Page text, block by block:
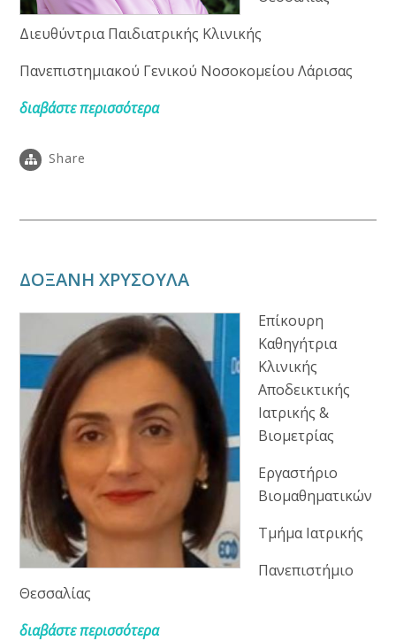
Διευθύντρια Παιδιατρικής Κλινικής
Πανεπιστημιακού Γενικού Νοσοκομείου Λάρισας
διαβάστε περισσότερα
Share
ΔΟΞΑΝΗ ΧΡΥΣΟΥΛΑ
Επίκουρη
Καθηγήτρια
Κλινικής
Αποδεικτικής
Ιατρικής &
Βιομετρίας
Εργαστήριο
Βιομαθηματικών
Τμήμα Ιατρικής
Πανεπιστήμιο
Θεσσαλίας
διαβάστε περισσότερα